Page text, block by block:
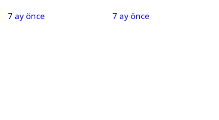
7 ay önce
Tatil
7 ay önce